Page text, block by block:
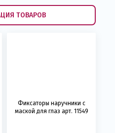
ТОВАРОВ
Фиксаторы наручники с
маской для глаз арт. 11549